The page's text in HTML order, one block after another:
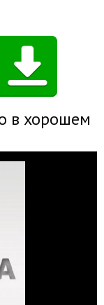
в хорошем